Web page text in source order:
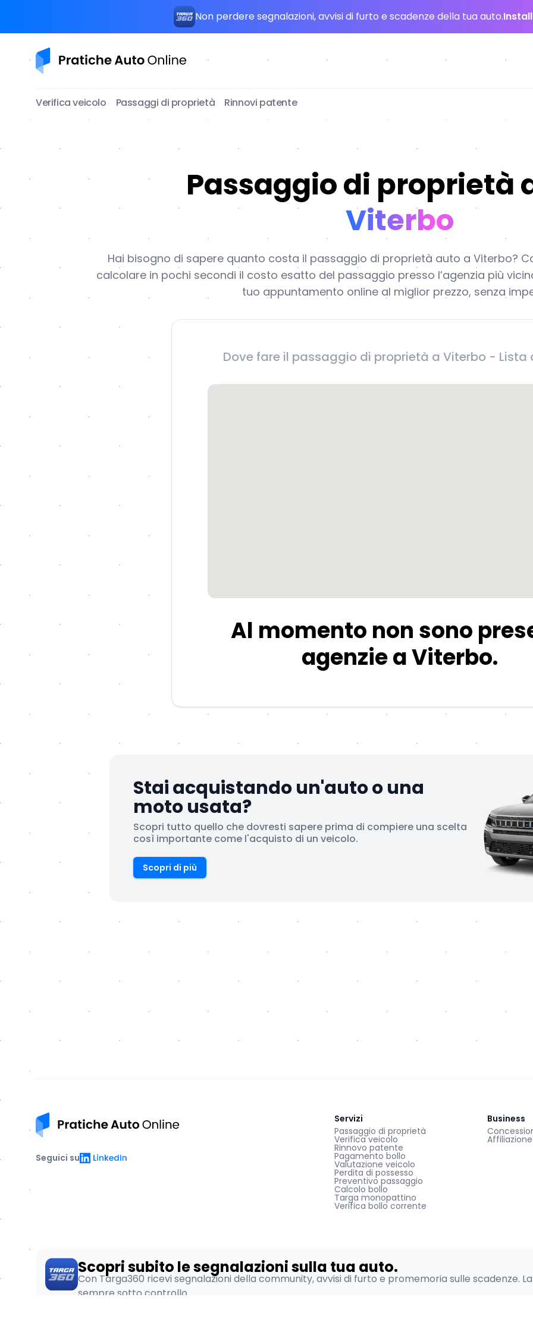
Non perdere segnalazioni, avvisi di furto e scadenze della tua auto.
Pratiche Auto Online
Verifica veicolo Passaggi di proprietà Rinnovi patente
Passaggio di proprietà
Viterbo
Hai bisogno di sapere quanto costa il passaggio di proprietà auto a Viterbo?
calcolare in pochi secondi il costo esatto del passaggio presso l’agenzia più
tuo appuntamento online al miglior prezzo, senza
Dove fare il passaggio di proprietà a Viterbo - Lista
Al momento non sono
agenzie a Viterbo.
Stai acquistando un'auto o una
moto usata?
Scopri tutto quello che dovresti sapere prima di compiere una scelta
così importante come l'acquisto di un veicolo.
Scopri di più
LinkedIn
Seguici su
Servizi
Passaggio di proprietà
Verifica veicolo
Rinnovo patente
Pagamento bollo
Valutazione veicolo
Perdita di possesso
Preventivo passaggio
Calcolo bollo
Targa monopattino
Verifica bollo corrente
Business
Scopri subito le segnalazioni sulla tua auto.
Con Targa360 ricevi segnalazioni della community, avvisi di furto e promemoria sulle scadenze.
sempre sotto controllo.